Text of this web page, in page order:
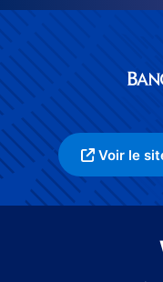
Voir le